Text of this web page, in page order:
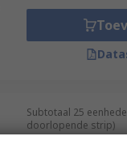
Subtotaal 25
doorlopende strip)